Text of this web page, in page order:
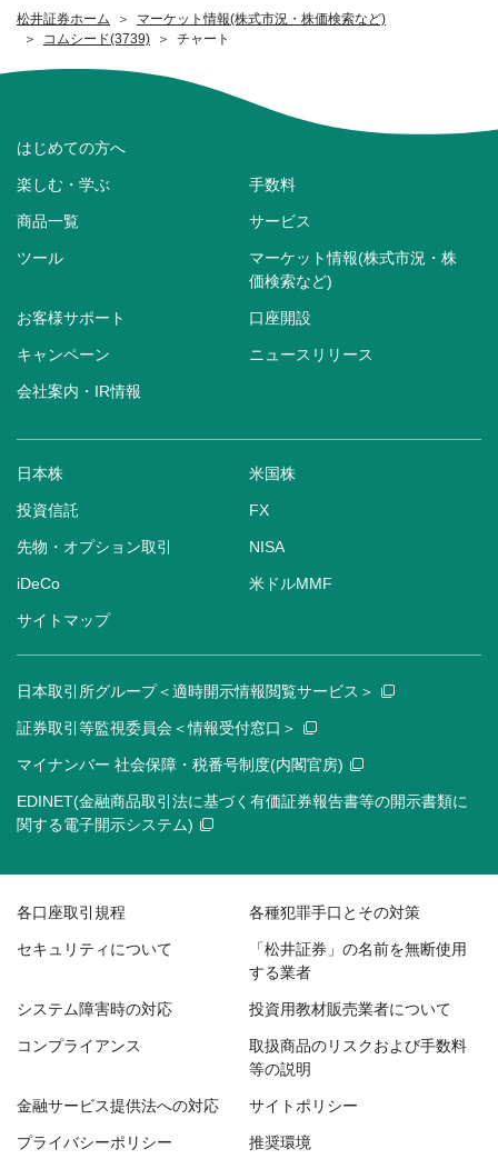
松井証券ホーム
マーケット情報(株式市況・株価検索など)
コムシード(3739)
チャート
はじめての方へ
楽しむ・学ぶ 手数料
商品一覧 サービス
ツール
マーケット情報(株式市況・株
価検索など)
お客様サポート 口座開設
キャンペーン ニュースリリース
会社案内・IR情報
日本株 米国株
投資信託 FX
先物・オプション取引 NISA
iDeCo 米ドルMMF
サイトマップ
日本取引所グループ＜適時開示情報閲覧サービス＞
証券取引等監視委員会＜情報受付窓口＞
マイナンバー 社会保障・税番号制度(内閣官房)
EDINET(金融商品取引法に基づく有価証券報告書等の開示書類に
関する電子開示システム)
各口座取引規程 各種犯罪手口とその対策
セキュリティについて
「松井証券」の名前を無断使用
する業者
システム障害時の対応 投資用教材販売業者について
コンプライアンス
取扱商品のリスクおよび手数料
等の説明
金融サービス提供法への対応 サイトポリシー
プライバシーポリシー 推奨環境